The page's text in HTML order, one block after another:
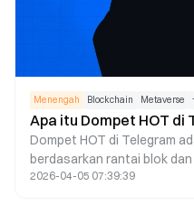
Menengah Blockchain Metaverse
Apa itu Dompet HOT di
Dompet HOT di Telegram
berdasarkan rantai blok
dompet Telegram generasi
2026-04-05 07:39:39